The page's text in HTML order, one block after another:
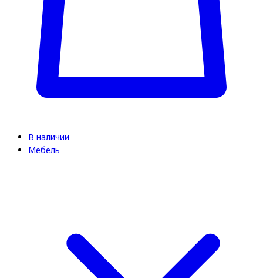
В наличии
Мебель